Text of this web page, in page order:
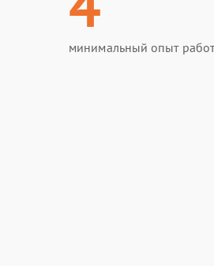
минимальный опыт